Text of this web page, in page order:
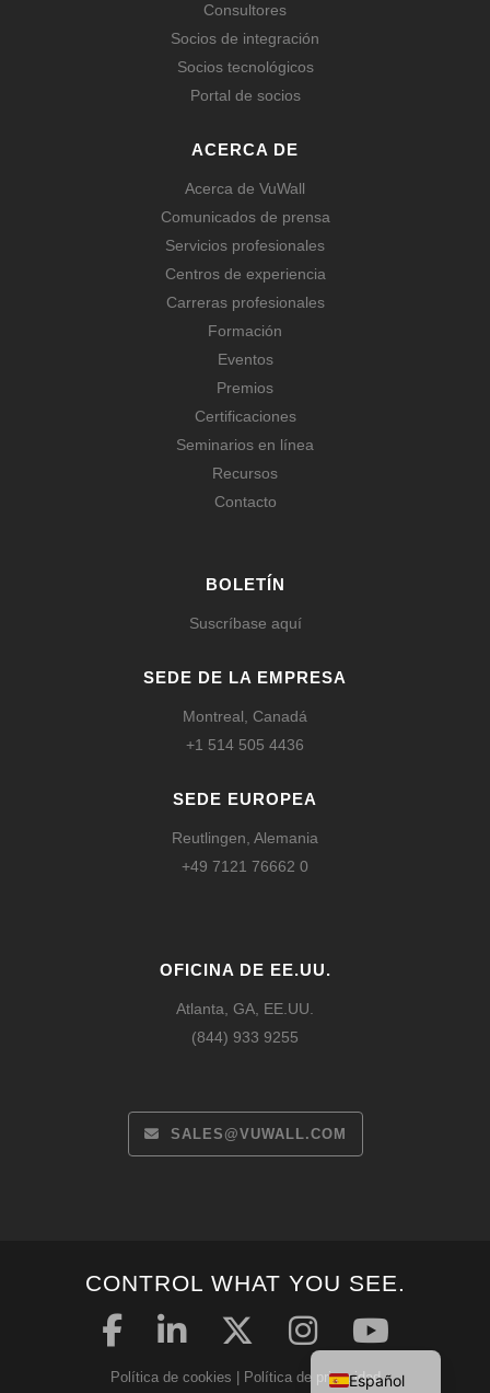
Consultores
Socios de integración
Socios tecnológicos
Portal de socios
ACERCA DE
Acerca de VuWall
Comunicados de prensa
Servicios profesionales
Centros de experiencia
Carreras profesionales
Formación
Eventos
Premios
Certificaciones
Seminarios en línea
Recursos
Contacto
BOLETÍN
Suscríbase aquí
SEDE DE LA EMPRESA
Montreal, Canadá
+1 514 505 4436
SEDE EUROPEA
Reutlingen, Alemania
+49 7121 76662 0
OFICINA DE EE.UU.
Atlanta, GA, EE.UU.
(844) 933 9255
SALES@VUWALL.COM
CONTROL WHAT YOU SEE.
Política de cookies Política de privacidad
Español
English
Français